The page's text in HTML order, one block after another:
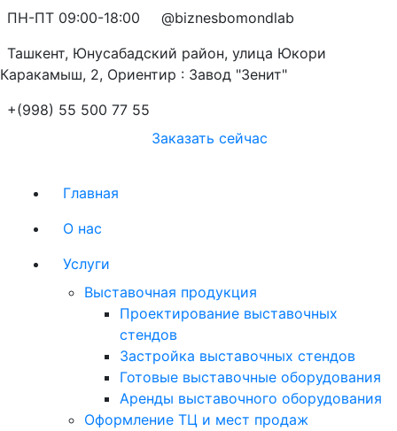
ПН-ПТ 09:00-18:00
@biznesbomondlab
Ташкент, Юнусабадский район, улица Юкори
Каракамыш, 2, Ориентир : Завод "Зенит"
+(998) 55 500 77 55
Заказать сейчас
Главная
О нас
Услуги
Выставочная продукция
Проектирование выставочных
стендов
Застройка выставочных стендов
Готовые выставочные оборудования
Аренды выставочного оборудования
Оформление ТЦ и мест продаж